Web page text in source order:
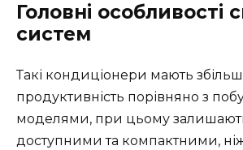
Головні особливості
систем
Такі кондиціонери мають
продуктивність порівняно з
моделями, при цьому
доступними та компактними,